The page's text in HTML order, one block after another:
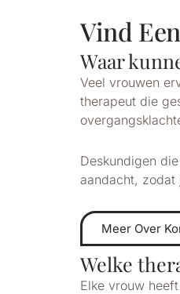
Vind
Waar
Veel vrouwen
therapeut die
Deskundigen
aandacht,
Meer Over
Welke
Elke vrouw